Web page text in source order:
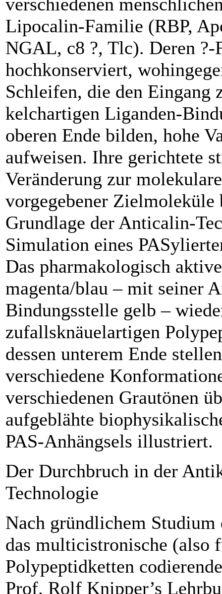
Lipocalin-Familie (RBP,
NGAL, c8 ?, Tlc). Deren ?-
hochkonserviert,
Schleifen, die den Eingang
kelchartigen Liganden-
oberen Ende bilden, hohe
aufweisen. Ihre gerichtete
Veränderung zur
vorgegebener
Grundlage der Anticalin-
Simulation eines
Das pharmakologisch
magenta/blau – mit seiner
Bindungsstelle gelb –
zufallsknäuelartigen
dessen unterem Ende
verschiedene
verschiedenen Grau­tönen
aufgeblähte
PAS-Anhängsels illustriert.
Der Durchbruch in der
Technologie
Nach gründlichem Studium
das multicistronische (also
Polypeptidketten
Prof. Rolf Knipper’s